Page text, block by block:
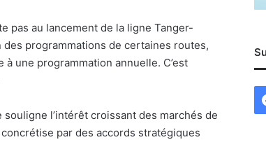
pas au lancement de la ligne Tanger-
programmations de certaines routes,
une programmation annuelle. C’est
l’intérêt croissant des marchés de
par des accords stratégiques